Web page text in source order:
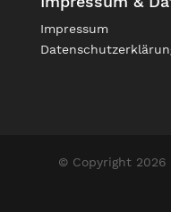
Impressum
© Copyright 2026